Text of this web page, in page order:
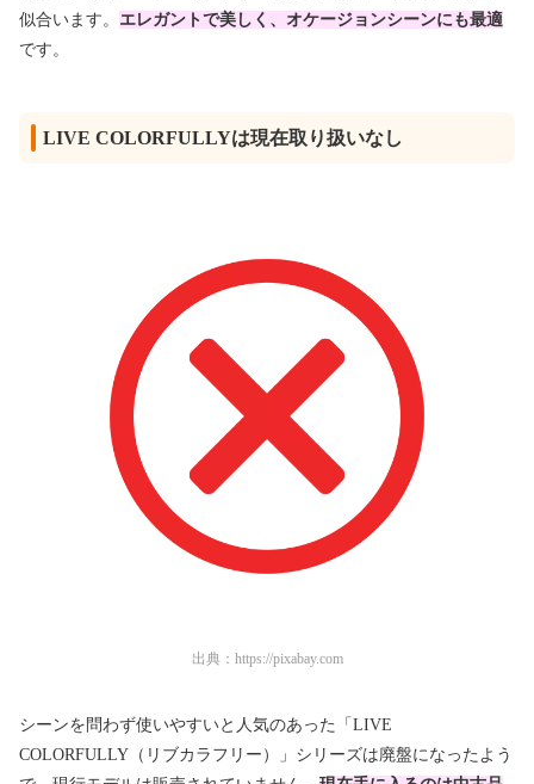
似合います。 エレガントで美しく、オケージョンシーンにも最適
です。
LIVE COLORFULLYは現在取り扱いなし
出典： https://pixabay.com
シーンを問わず使いやすいと人気のあった「LIVE
COLORFULLY（リブカラフリー）」シリーズは廃盤になったよう